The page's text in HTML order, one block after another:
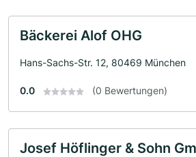
Bäckerei Alof OHG
Hans-Sachs-Str. 12, 80469 München
0.0 (0 Bewertungen)
Josef Höflinger & Sohn